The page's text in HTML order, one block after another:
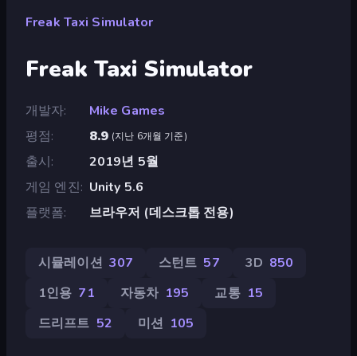
Freak Taxi Simulator
Freak Taxi Simulator
개발자
Mike Games
평점
8.9 (지난 6개월 기준)
출시
2019년 5월
게임 엔진
Unity 5.6
플랫폼
브라우저 (데스크톱 전용)
시뮬레이션 307 스턴트 57 3D 850
1인용 71 자동차 195 교통 15
드리프트 52 미션 105